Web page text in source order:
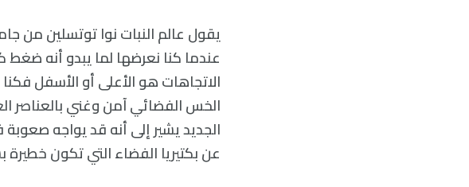
يقول عالم النبات نوا توتسلين من
عندما كنا نعرضها لما يبدو أنه
الاتجاهات هو الأعلى أو الأسفل
الخس الفضائي آمن وغني بالعناصر
الجديد يشير إلى أنه قد يواجه
عن بكتيريا الفضاء التي تكون